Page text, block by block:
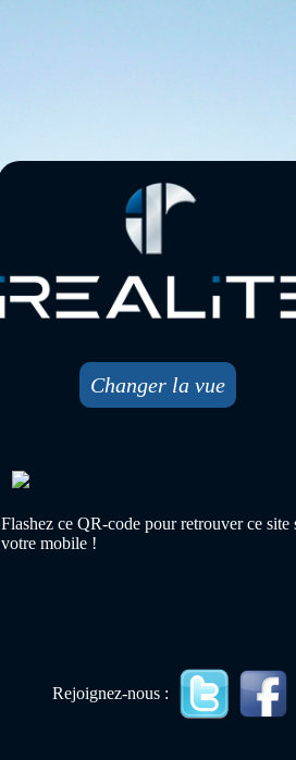
Changer la vue
Flashez ce QR-code pour retrouver ce site
votre mobile !
Rejoignez-nous :